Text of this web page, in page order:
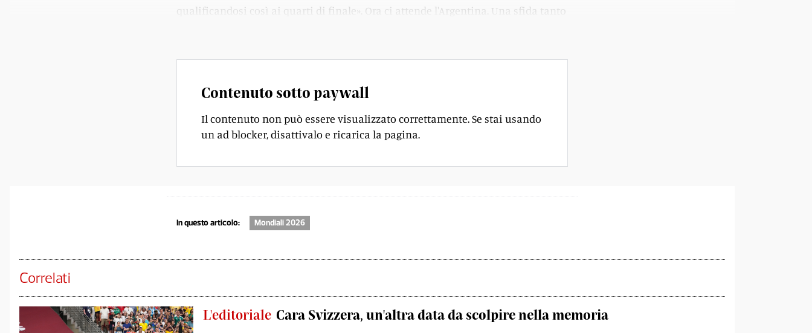
qualificandosi così ai quarti di finale». Ora ci attende l'Argentina. Una sfida tanto
Contenuto sotto paywall
Il contenuto non può essere visualizzato correttamente. Se stai usando
un ad blocker, disattivalo e ricarica la pagina.
In questo articolo: Mondiali 2026
Correlati
L'editoriale Cara Svizzera, un'altra data da scolpire nella memoria